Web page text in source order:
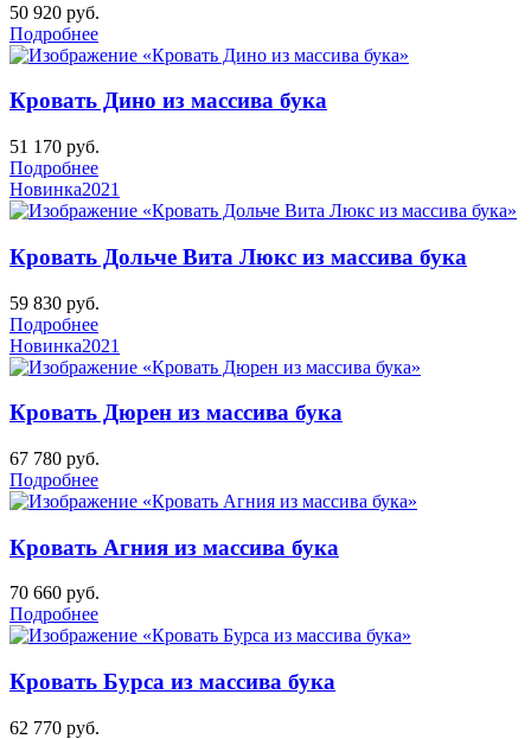
50 920 руб.
Подробнее
Кровать Дино из массива бука
51 170 руб.
Подробнее
Новинка2021
Кровать Дольче Вита Люкс из массива бука
59 830 руб.
Подробнее
Новинка2021
Кровать Дюрен из массива бука
67 780 руб.
Подробнее
Кровать Агния из массива бука
70 660 руб.
Подробнее
Кровать Бурса из массива бука
62 770 руб.